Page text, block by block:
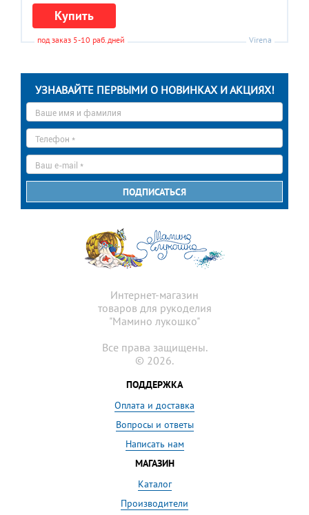
Купить
под заказ 5-10 раб.дней Virena
УЗНАВАЙТЕ ПЕРВЫМИ О НОВИНКАХ И АКЦИЯХ!
имя
*
mail
*
ПОДПИСАТЬСЯ
Интернет-магазин
товаров для рукоделия
"Мамино лукошко"
Все права защищены.
© 2026.
ПОДДЕРЖКА
Оплата и доставка
Вопросы и ответы
Написать нам
МАГАЗИН
Каталог
Производители